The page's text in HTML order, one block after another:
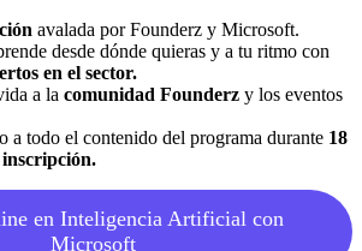
avalada por Founderz y Microsoft.
desde dónde quieras y a tu ritmo con
en el sector.
a la comunidad Founderz y los eventos
a todo el contenido del programa durante 18
inscripción.
en Inteligencia Artificial con
Microsoft